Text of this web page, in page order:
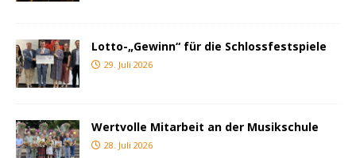
Lotto-„Gewinn“ für die Schlossfestspiele
29. Juli 2026
Wertvolle Mitarbeit an der Musikschule
28. Juli 2026